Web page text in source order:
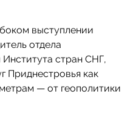
выступлении
отдела
стран СНГ,
Приднестровья как
— от геополитики